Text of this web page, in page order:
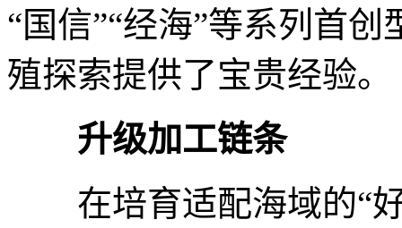
“国信”“经海”等系列首
殖探索提供了宝贵经验。
升级加工链条
在培育适配海域的“好